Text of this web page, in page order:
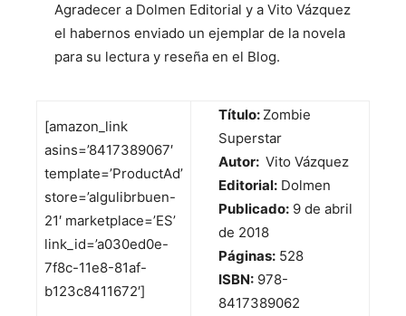
Agradecer a Dolmen Editorial y a Vito Vázquez
el habernos enviado un ejemplar de la novela
para su lectura y reseña en el Blog.
[amazon_link
asins=’8417389067′
template=’ProductAd’
store=’algulibrbuen-
21′ marketplace=’ES’
link_id=’a030ed0e-
7f8c-11e8-81af-
b123c8411672′]
Título: Zombie
Superstar
Autor: Vito Vázquez
Editorial: Dolmen
Publicado: 9 de abril
de 2018
Páginas: 528
ISBN: 978-
8417389062